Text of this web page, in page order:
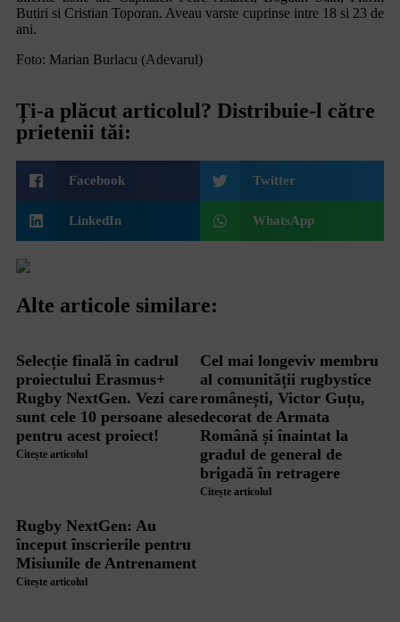
Butiri si Cristian Toporan. Aveau varste cuprinse intre 18 si 23 de
ani.
Foto: Marian Burlacu (Adevarul)
Ți-a plăcut articolul? Distribuie-l către
prietenii tăi:
Facebook Twitter
LinkedIn WhatsApp
Alte articole similare:
Selecție finală în cadrul
proiectului Erasmus+
Rugby NextGen. Vezi care
sunt cele 10 persoane alese
pentru acest proiect!
Citește articolul
Cel mai longeviv membru
al comunității rugbystice
românești, Victor Guțu,
decorat de Armata
Română și înaintat la
gradul de general de
brigadă în retragere
Citește articolul
Rugby NextGen: Au
început înscrierile pentru
Misiunile de Antrenament
Citește articolul